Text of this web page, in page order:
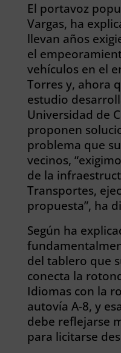
El portavoz
Vargas, ha
llevan años
el
vehículos en el
Torres y, ahora
estudio
Universidad de
proponen
problema que
vecinos,
de la
Transportes,
propuesta”, ha
Según ha
del tablero que
conecta la
Idiomas con la
autovía A-8, y
debe reflejarse
para licitarse